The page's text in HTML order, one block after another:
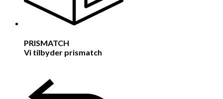
PRISMATCH
Vi tilbyder prismatch